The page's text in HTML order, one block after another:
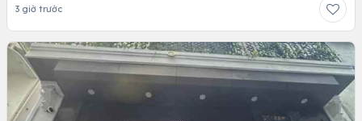
3 giờ trước